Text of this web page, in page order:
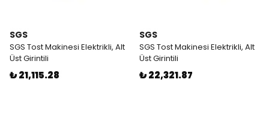
SGS
SGS Tost Makinesi Elektrikli, Alt
Üst Girintili
₺ 21,115.28
SGS
SGS Tost Makinesi Elektrikli, Alt
Üst Girintili
₺ 22,321.87